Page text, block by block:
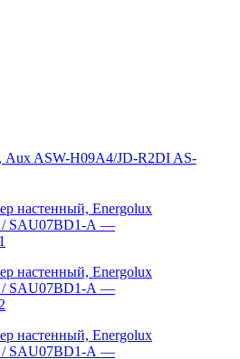
Aux ASW-H09A4/JD-R2DI AS-